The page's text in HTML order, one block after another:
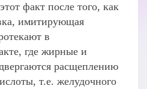
факт после того, как
имитирующая
в
где жирные и
расщеплению
т.е. желудочного